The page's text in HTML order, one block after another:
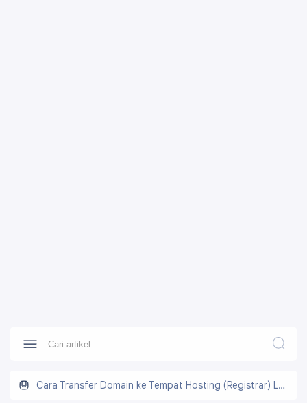
Cara Transfer Domain ke Tempat Hosting (Registrar) Lain